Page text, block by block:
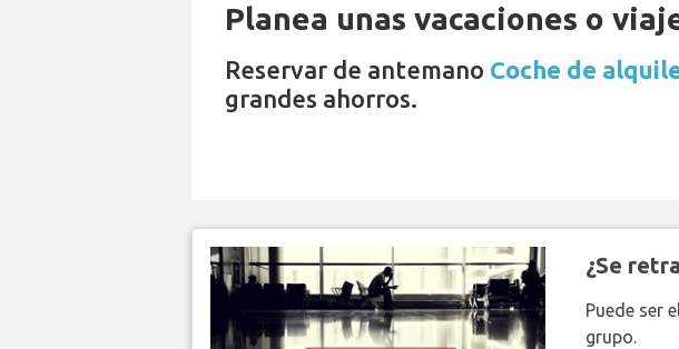
Planea unas vacaciones o
Reservar de antemano Coche de
grandes ahorros.
¿Se
Puede ser
grupo.